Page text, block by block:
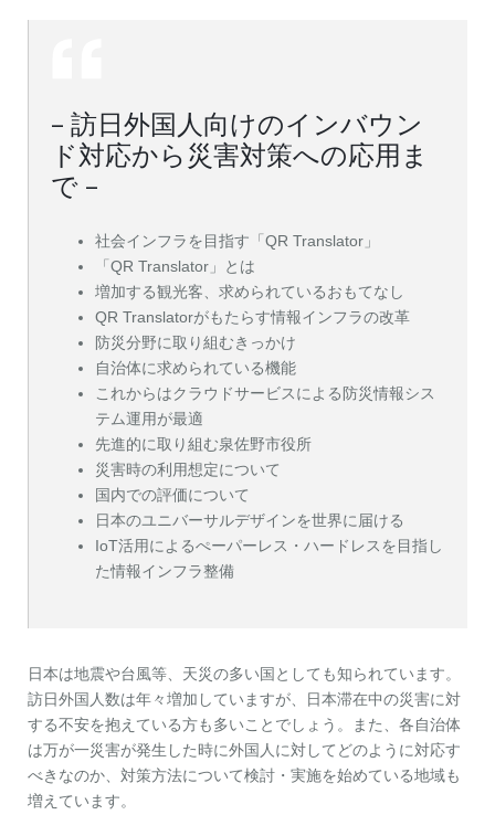
– 訪日外国人向けのインバウン
ド対応から災害対策への応用ま
で –
社会インフラを目指す「QR Translator」
「QR Translator」とは
増加する観光客、求められているおもてなし
QR Translatorがもたらす情報インフラの改革
防災分野に取り組むきっかけ
自治体に求められている機能
これからはクラウドサービスによる防災情報シス
テム運用が最適
先進的に取り組む泉佐野市役所
災害時の利用想定について
国内での評価について
日本のユニバーサルデザインを世界に届ける
IoT活用によるぺーパーレス・ハードレスを目指し
た情報インフラ整備
日本は地震や台風等、天災の多い国としても知られています。
訪日外国人数は年々増加していますが、日本滞在中の災害に対
する不安を抱えている方も多いことでしょう。また、各自治体
は万が一災害が発生した時に外国人に対してどのように対応す
べきなのか、対策方法について検討・実施を始めている地域も
増えています。